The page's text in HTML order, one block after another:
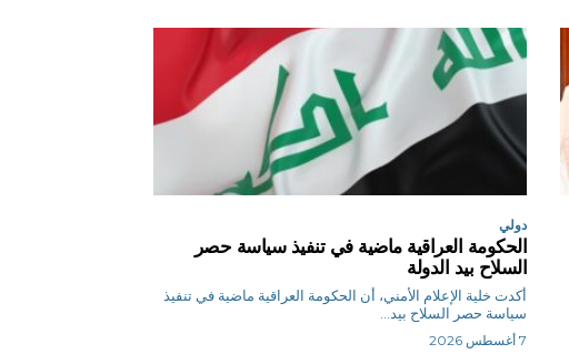
دولي
الحكومة العراقية ماضية في تنفيذ سياسة حصر
السلاح بيد الدولة
أكدت خلية الإعلام الأمني، أن الحكومة العراقية ماضية في تنفيذ
سياسة حصر السلاح بيد...
7 أغسطس 2026